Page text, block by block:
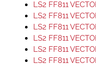
LS2 FF811
LS2 FF811
LS2 FF811
LS2 FF811
LS2 FF811
LS2 FF811